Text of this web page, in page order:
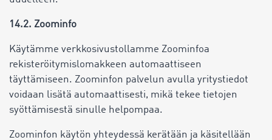
14.2. Zoominfo
Käytämme verkkosivustollamme Zoominfoa
rekisteröitymislomakkeen automaattiseen
täyttämiseen. Zoominfon palvelun avulla yritystiedot
voidaan lisätä automaattisesti, mikä tekee tietojen
syöttämisestä sinulle helpompaa.
Zoominfon käytön yhteydessä kerätään ja käsitellään